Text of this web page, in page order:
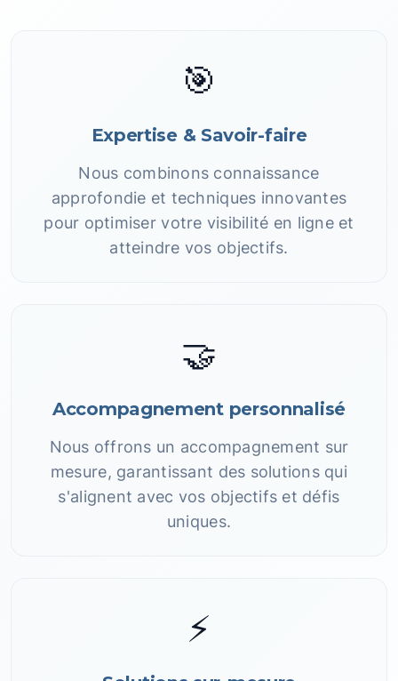
🎯
Expertise & Savoir-faire
Nous combinons connaissance
approfondie et techniques innovantes
pour optimiser votre visibilité en ligne et
atteindre vos objectifs.
🤝
Accompagnement personnalisé
Nous offrons un accompagnement sur
mesure, garantissant des solutions qui
s'alignent avec vos objectifs et défis
uniques.
⚡